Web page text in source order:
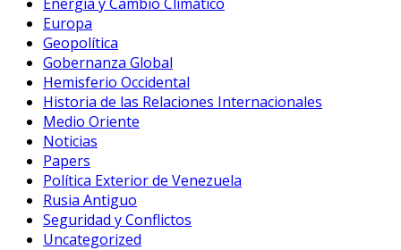
Europa
Geopolítica
Gobernanza Global
Hemisferio Occidental
Historia de las Relaciones Internacionales
Medio Oriente
Noticias
Papers
Política Exterior de Venezuela
Rusia Antiguo
Seguridad y Conflictos
Uncategorized